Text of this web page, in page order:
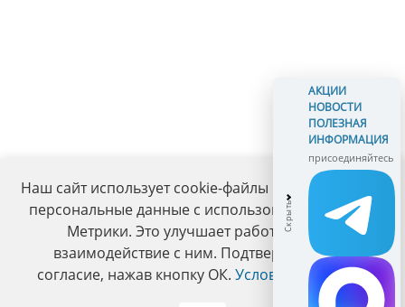
Наш сайт использует cookie-файлы и обрабатывает
персональные данные с использованием Яндекс
Метрики. Это улучшает работу сайта и
взаимодействие с ним. Подтвердите ваше
согласие, нажав кнопку ОК. Условия политики.
АКЦИИ
НОВОСТИ
ПОЛЕЗНАЯ
ИНФОРМАЦИЯ
присоединяйтесь